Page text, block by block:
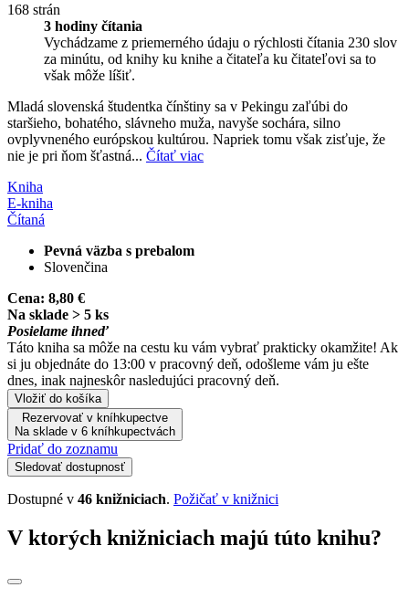
168 strán
3 hodiny čítania
Vychádzame z priemerného údaju o rýchlosti čítania 230 slov
za minútu, od knihy ku knihe a čitateľa ku čitateľovi sa to
však môže líšiť.
Mladá slovenská študentka čínštiny sa v Pekingu zaľúbi do
staršieho, bohatého, slávneho muža, navyše sochára, silno
ovplyvneného európskou kultúrou. Napriek tomu však zisťuje, že
nie je pri ňom šťastná... Čítať viac
Kniha
E-kniha
Čítaná
Pevná väzba s prebalom
Slovenčina
Cena: 8,80 €
Na sklade > 5 ks
Posielame ihneď
Táto kniha sa môže na cestu ku vám vybrať prakticky okamžite! Ak
si ju objednáte do 13:00 v pracovný deň, odošleme vám ju ešte
dnes, inak najneskôr nasledujúci pracovný deň.
Vložiť do košíka
Rezervovať v kníhkupectve
Na sklade v 6 kníhkupectvách
Pridať do zoznamu
Sledovať dostupnosť
Dostupné v 46 knižniciach. Požičať v knižnici
V ktorých knižniciach majú túto knihu?